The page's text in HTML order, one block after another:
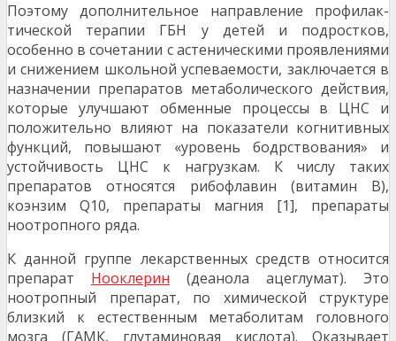
Поэтому дополнительное направление профилак­
тической терапии ГБН у детей и подростков,
особенно в сочетании с астеническими проявлениями
и снижени­ем школьной успеваемости, заключается в
назначении препаратов метаболического действия,
которые улуч­шают обменные процессы в ЦНС и
положительно влияют на показатели когнитивных
функций, повышают «уровень бодрствования» и
устойчивость ЦНС к нагруз­кам. К числу таких
препаратов относятся рибофлавин (витамин В),
коэнзим Q10, препараты магния [1], пре­параты
ноотропного ряда.
К данной группе лекарственных средств относится
препарат Нооклерин (деанола ацеглумат). Это
ноотропный препарат, по химической структуре
близкий к естественным метаболитам головного
мозга (ГАМК, глутаминовая кислота). Оказывает